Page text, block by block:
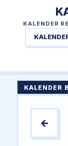
KALENDER
KALENDER
←